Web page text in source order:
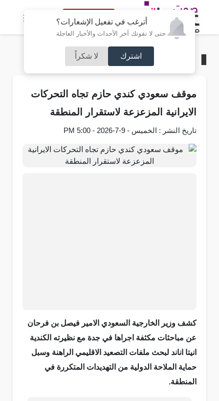
أترغب في تفعيل الإشعارات؟
حتى لا تفوتك آخر الأحداث والأخبار العاجلة
اشترك لا شكراً
النسخة الكاملة
عربي و دولي
موقف سعودي كندي حازم تجاه التحركات
الايرانية المزعزعة لاستقرار المنطقة
تاريخ النشر : الخميس - 9-7-2026 - 5:00 PM
كشف وزير الخارجية السعودي الامير فيصل بن فرحان
عن مباحثات مكثفة اجراها في جدة مع نظيرته الكندية
انيتا اناند لبحث ملفات التصعيد الاقليمي الراهنة وسبل
حماية الملاحة الدولية من التهديدات المتكررة في
المنطقة.